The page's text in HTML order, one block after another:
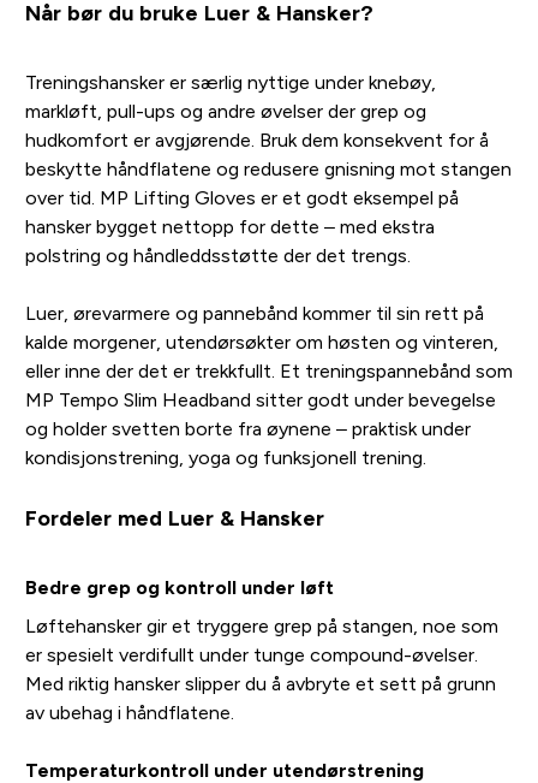
Når bør du bruke Luer & Hansker?
Treningshansker er særlig nyttige under knebøy,
markløft, pull-ups og andre øvelser der grep og
hudkomfort er avgjørende. Bruk dem konsekvent for å
beskytte håndflatene og redusere gnisning mot stangen
over tid. MP Lifting Gloves er et godt eksempel på
hansker bygget nettopp for dette – med ekstra
polstring og håndleddsstøtte der det trengs.
Luer, ørevarmere og pannebånd kommer til sin rett på
kalde morgener, utendørsøkter om høsten og vinteren,
eller inne der det er trekkfullt. Et treningspannebånd som
MP Tempo Slim Headband sitter godt under bevegelse
og holder svetten borte fra øynene – praktisk under
kondisjonstrening, yoga og funksjonell trening.
Fordeler med Luer & Hansker
Bedre grep og kontroll under løft
Løftehansker gir et tryggere grep på stangen, noe som
er spesielt verdifullt under tunge compound-øvelser.
Med riktig hansker slipper du å avbryte et sett på grunn
av ubehag i håndflatene.
Temperaturkontroll under utendørstrening